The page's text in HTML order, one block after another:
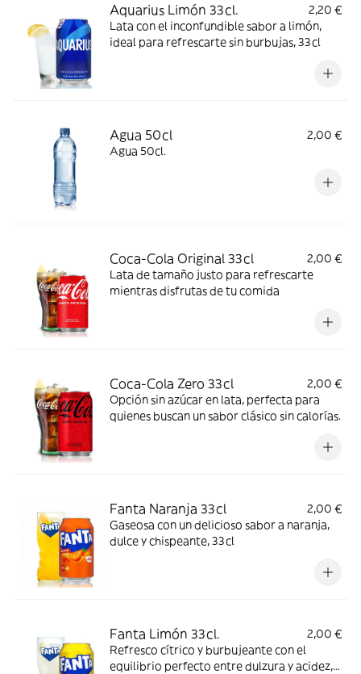
Aquarius Limón 33cl.
2,20 €
Lata con el inconfundible sabor a limón,
ideal para refrescarte sin burbujas, 33cl
Agua 50cl
2,00 €
Agua 50cl.
Coca-Cola Original 33cl
2,00 €
Lata de tamaño justo para refrescarte
mientras disfrutas de tu comida
Coca-Cola Zero 33cl
2,00 €
Opción sin azúcar en lata, perfecta para
quienes buscan un sabor clásico sin calorías.
Fanta Naranja 33cl
2,00 €
Gaseosa con un delicioso sabor a naranja,
dulce y chispeante, 33cl
Fanta Limón 33cl.
2,00 €
Refresco cítrico y burbujeante con el
equilibrio perfecto entre dulzura y acidez,